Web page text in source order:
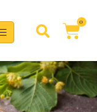
0